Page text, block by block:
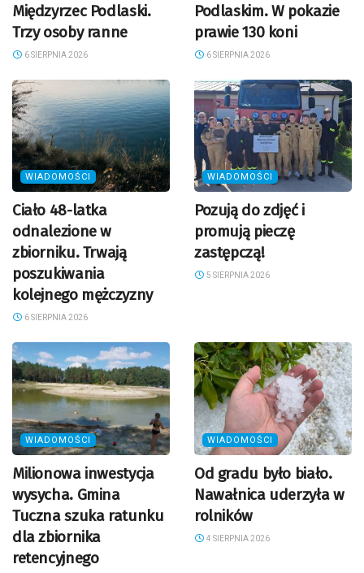
Międzyrzec Podlaski.
Trzy osoby ranne
6 SIERPNIA 2026
Podlaskim. W pokazie
prawie 130 koni
6 SIERPNIA 2026
WIADOMOŚCI
Ciało 48-latka
odnalezione w
zbiorniku. Trwają
poszukiwania
kolejnego mężczyzny
6 SIERPNIA 2026
WIADOMOŚCI
Pozują do zdjęć i
promują pieczę
zastępczą!
5 SIERPNIA 2026
WIADOMOŚCI
Milionowa inwestycja
wysycha. Gmina
Tuczna szuka ratunku
dla zbiornika
retencyjnego
WIADOMOŚCI
Od gradu było biało.
Nawałnica uderzyła w
rolników
4 SIERPNIA 2026